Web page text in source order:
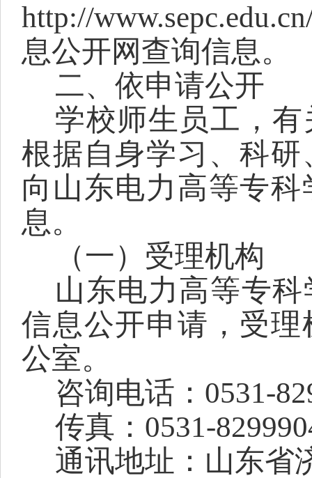
http://www.sep
息公开网查询信息。
二、依申请公开
学校师生员工，
根据自身学习、科
向山东电力高等专
息。
（一）受理机构
山东电力高等专
信息公开申请，受
公室。
咨询电话： 0531-
传真： 0531-
通讯地址：山东省